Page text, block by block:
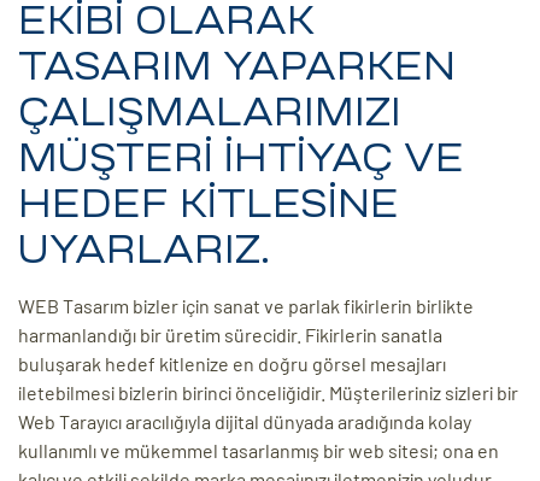
EKİBİ OLARAK
TASARIM YAPARKEN
ÇALIŞMALARIMIZI
MÜŞTERİ İHTİYAÇ VE
HEDEF KİTLESİNE
UYARLARIZ.
WEB Tasarım bizler için sanat ve parlak fikirlerin birlikte
harmanlandığı bir üretim sürecidir. Fikirlerin sanatla
buluşarak hedef kitlenize en doğru görsel mesajları
iletebilmesi bizlerin birinci önceliğidir. Müşterileriniz sizleri bir
Web Tarayıcı aracılığıyla dijital dünyada aradığında kolay
kullanımlı ve mükemmel tasarlanmış bir web sitesi; ona en